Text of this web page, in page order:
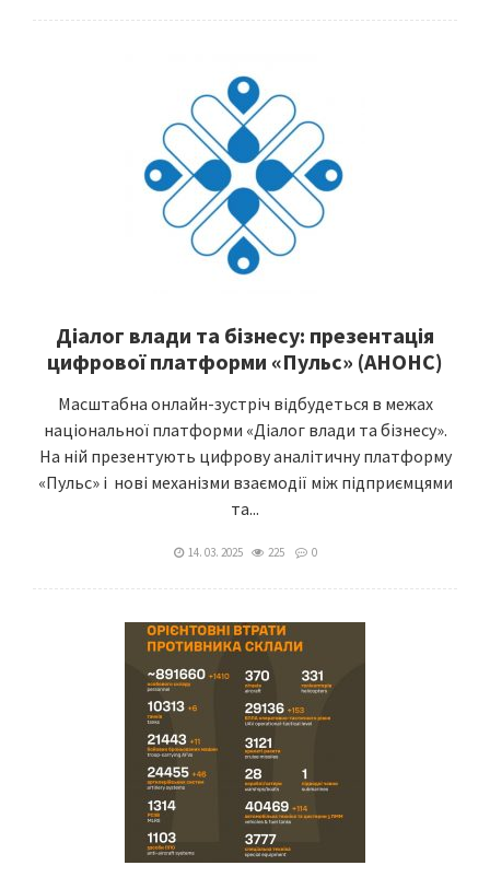
Діалог влади та бізнесу: презентація
цифрової платформи «Пульс» (АНОНС)
Масштабна онлайн-зустріч відбудеться в межах
національної платформи «Діалог влади та бізнесу».
На ній презентують цифрову аналітичну платформу
«Пульс» і нові механізми взаємодії між підприємцями
та...
14. 03. 2025 225 0